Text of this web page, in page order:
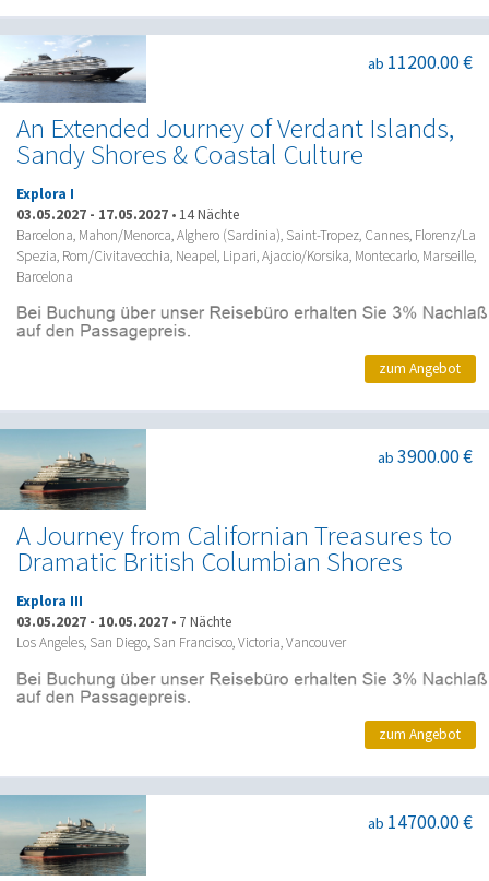
An Extended Journey of Verdant Islands,
Sandy Shores & Coastal Culture
ab 11200.00 €
Explora I
03.05.2027 - 17.05.2027 • 14 Nächte
Barcelona, Mahon/Menorca, Alghero (Sardinia), Saint-Tropez, Cannes, Florenz/La
Spezia, Rom/Civitavecchia, Neapel, Lipari, Ajaccio/Korsika, Montecarlo, Marseille,
Barcelona
zum Angebot
A Journey from Californian Treasures to
Dramatic British Columbian Shores
ab 3900.00 €
Explora III
03.05.2027 - 10.05.2027 • 7 Nächte
Los Angeles, San Diego, San Francisco, Victoria, Vancouver
zum Angebot
ab 14700.00 €